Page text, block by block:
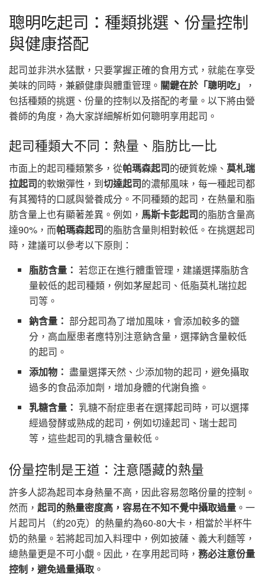
聰明吃起司：種類挑選、份量控制
與健康搭配
起司並非洪水猛獸，只要掌握正確的食用方式，就能在享受
美味的同時，兼顧健康與體重管理。 關鍵在於「聰明吃」
，
包括種類的挑選、份量的控制以及搭配的考量。以下將由營
養師的角度，為大家詳細解析如何聰明享用起司。
起司種類大不同：熱量、脂肪比一比
市面上的起司種類繁多，從帕瑪森起司的硬質乾燥、 莫札瑞
拉起司的軟嫩彈性，到切達起司的濃郁風味，每一種起司都
有其獨特的口感與營養成分。不同種類的起司，在熱量和脂
肪含量上也有顯著差異。例如， 馬斯卡彭起司的脂肪含量高
達90%，而帕瑪森起司的脂肪含量則相對較低。在挑選起司
時，建議可以參考以下原則：
脂肪含量： 若您正在進行體重管理，建議選擇脂肪含
量較低的起司種類，例如茅屋起司、低脂莫札瑞拉起
司等。
鈉含量： 部分起司為了增加風味，會添加較多的鹽
分，高血壓患者應特別注意鈉含量，選擇鈉含量較低
的起司。
添加物： 盡量選擇天然、少添加物的起司，避免攝取
過多的食品添加劑，增加身體的代謝負擔。
乳糖含量： 乳糖不耐症患者在選擇起司時，可以選擇
經過發酵或熟成的起司，例如切達起司、瑞士起司
等，這些起司的乳糖含量較低。
份量控制是王道：注意隱藏的熱量
許多人認為起司本身熱量不高，因此容易忽略份量的控制。
然而， 起司的熱量密度高，容易在不知不覺中攝取過量 。一
片起司片（約20克）的熱量約為60-80大卡，相當於半杯牛
奶的熱量。若將起司加入料理中，例如披薩、義大利麵等，
總熱量更是不可小覷。因此，在享用起司時， 務必注意份量
控制，避免過量攝取 。